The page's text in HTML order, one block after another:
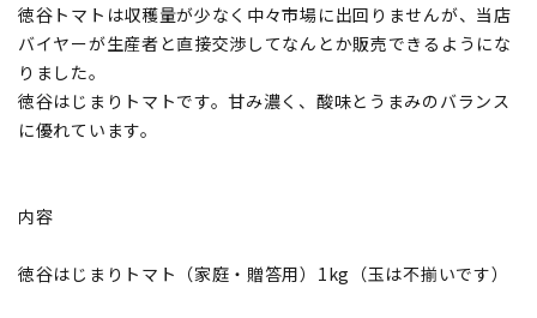
徳谷トマトは収穫量が少なく中々市場に出回りませんが、当店
バイヤーが生産者と直接交渉してなんとか販売できるようにな
りました。
徳谷はじまりトマトです。甘み濃く、酸味とうまみのバランス
に優れています。
内容
徳谷はじまりトマト（家庭・贈答用）1kg（玉は不揃いです）